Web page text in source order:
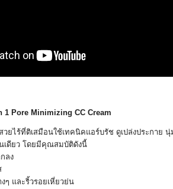
1 Pore Minimizing CC Cream
วยไร้ทีติเสมือนใช้เทคนิคแอร์บรัช ดูเปล่งประกาย
เดียว โดยมีคุณสมบัติดังนี้
ลง
ๆ และริ้วรอยเหี่ยวย่น